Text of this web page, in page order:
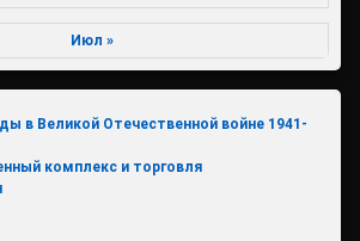
Июл »
в Великой Отечественной войне 1941-
комплекс и торговля